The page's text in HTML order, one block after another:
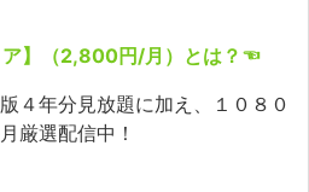
】（2,800円/月）とは？☜
４年分見放題に加え、１０８０
厳選配信中！